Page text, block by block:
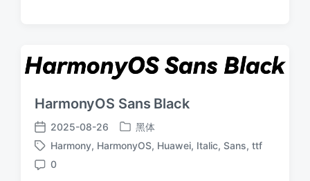
HarmonyOS Sans Black
发
布
日
2025-08-26
发
布
黑体
标
签
Harmony, HarmonyOS, Huawei, Italic, Sans, ttf
评
0